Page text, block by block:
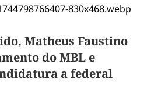
Matheus Faustino
do MBL e
a federal